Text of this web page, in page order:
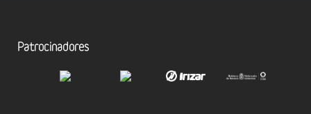
Patrocinadores